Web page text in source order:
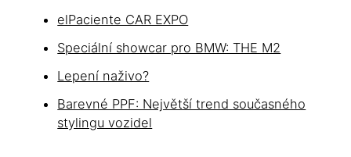
elPaciente CAR EXPO
Speciální showcar pro BMW: THE M2
Lepení naživo?
Barevné PPF: Největší trend současného
stylingu vozidel